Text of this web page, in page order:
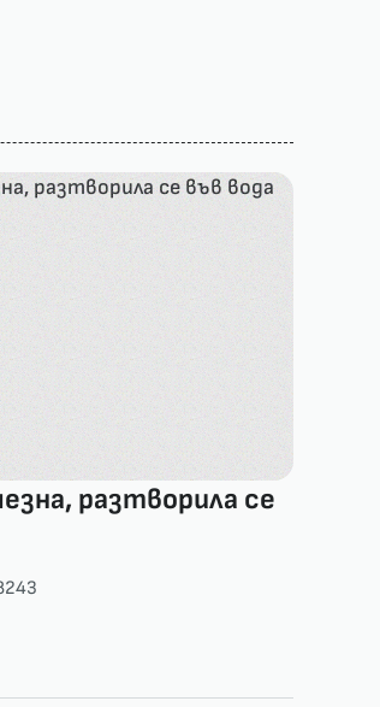
разтворила се